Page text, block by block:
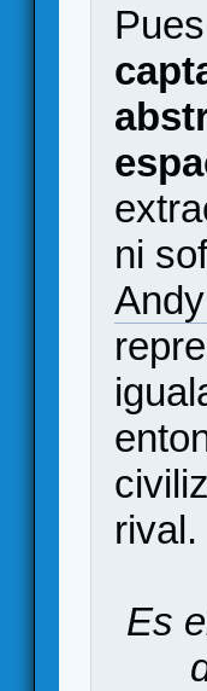
ni
rival.
Es